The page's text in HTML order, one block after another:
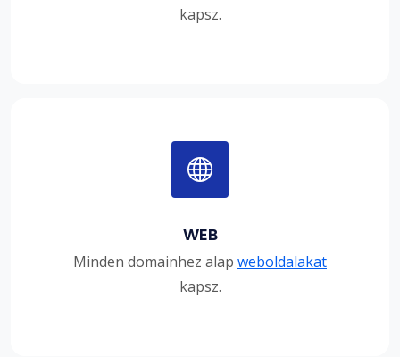
kapsz.
WEB
Minden domainhez alap weboldalakat
kapsz.